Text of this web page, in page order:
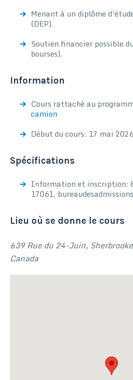
Menant à un diplôme
(DEP).
Soutien financier possible
bourses).
Information
Cours rattaché au
camion
Début du cours: 17 mai 2026
Spécifications
Information et inscription:
17061,
Lieu où se donne le cours
639 Rue du 24-Juin,
Canada